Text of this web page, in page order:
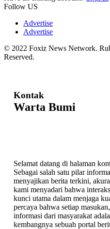
Follow US
Advertise
Advertise
© 2022 Foxiz News Network.
Reserved.
Kontak
Warta Bumi
Selamat datang di halaman
Sebagai salah satu pilar
menyajikan berita terkini,
kami menyadari bahwa
kunci utama dalam menjaga
percaya bahwa setiap
informasi dari masyarakat
kembangnya sebuah portal